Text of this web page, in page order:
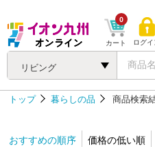
リビング
カート
0
ログイ
トップ 暮らしの品 商品検索
おすすめの順序 価格の低い順